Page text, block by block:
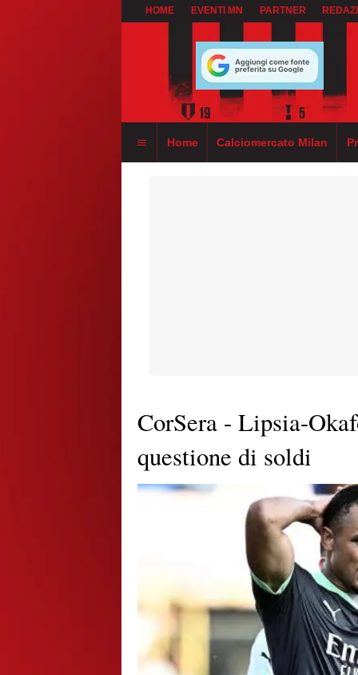
HOME EVENTI MN PARTNER
Home Calciomercato Milan
CorSera - Lipsia-
questione di soldi